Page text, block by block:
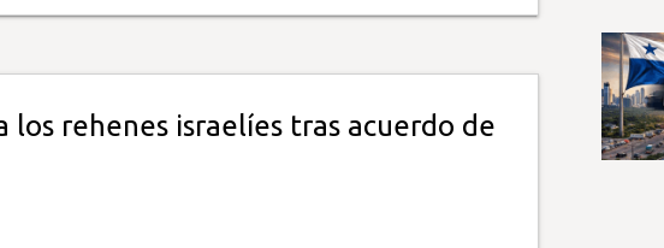
los rehenes israelíes tras acuerdo de